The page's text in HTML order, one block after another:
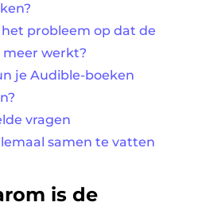
het probleem op dat de
werkt?
je Audible-boeken
vragen
samen te vatten
is de